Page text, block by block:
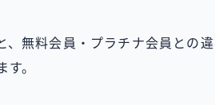
、無料会員・プラチナ会員との違
。